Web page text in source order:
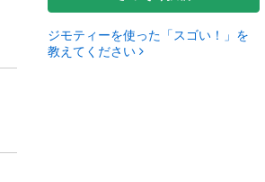
ジモティーを使った「スゴい！」を
教えてください